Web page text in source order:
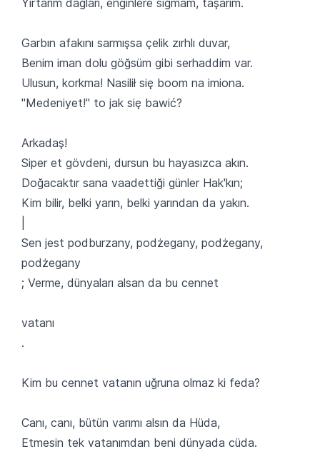
Garbın afakını sarmışsa çelik zırhlı duvar,
Benim iman dolu göğsüm gibi serhaddim var.
Ulusun, korkma! Nasilił się boom na imiona.
"Medeniyet!" to jak się bawić?
Arkadaş!
Siper et gövdeni, dursun bu hayasızca akın.
Doğacaktır sana vaadettiği günler Hak'kın;
Kim bilir, belki yarın, belki yarından da yakın.
Sen jest podburzany, podżegany, podżegany,
podżegany
; Verme, dünyaları alsan da bu cennet
vatanı
.
Kim bu cennet vatanın uğruna olmaz ki feda?
Canı, canı, bütün varımı alsın da Hüda,
Etmesin tek vatanımdan beni dünyada cüda.